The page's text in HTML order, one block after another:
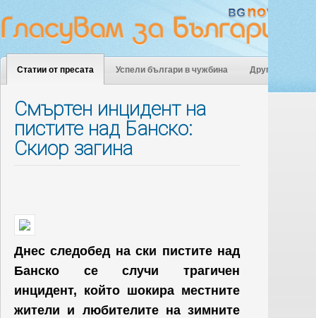
Статии от пресата Успели българи в чужбина Други
Смъртен инцидент на
пистите над Банско:
Скиор загина
Днес следобед на ски пистите над
Банско се случи трагичен
инцидент, който шокира местните
жители и любителите на зимните